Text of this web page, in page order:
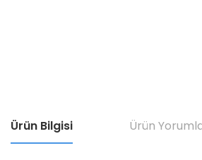
Ürün Bilgisi Ürün